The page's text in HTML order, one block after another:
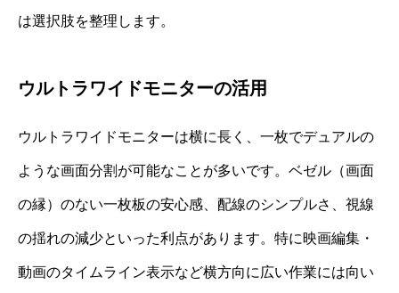
は選択肢を整理します。
ウルトラワイドモニターの活用
ウルトラワイドモニターは横に長く、一枚でデュアルの
ような画面分割が可能なことが多いです。ベゼル（画面
の縁）のない一枚板の安心感、配線のシンプルさ、視線
の揺れの減少といった利点があります。特に映画編集・
動画のタイムライン表示など横方向に広い作業には向い